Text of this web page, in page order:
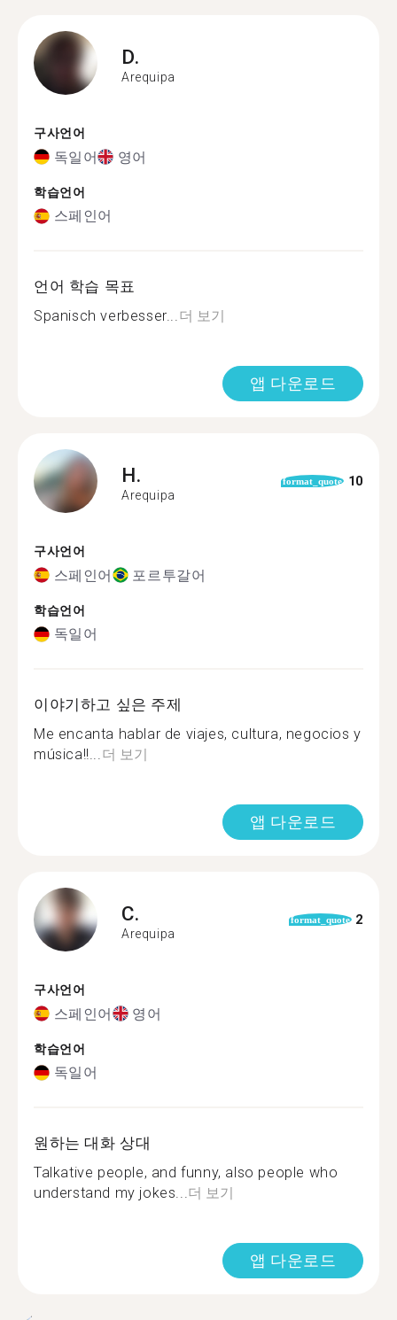
D.
Arequipa
구사언어
독일어 영어
학습언어
스페인어
언어 학습 목표
Spanisch verbesser...더 보기
앱 다운로드
H.
Arequipa
format_quote 10
구사언어
스페인어 포르투갈어
학습언어
독일어
이야기하고 싶은 주제
Me encanta hablar de viajes, cultura, negocios y
música!!...더 보기
앱 다운로드
C.
Arequipa
format_quote 2
구사언어
스페인어 영어
학습언어
독일어
원하는 대화 상대
Talkative people, and funny, also people who
understand my jokes...더 보기
앱 다운로드